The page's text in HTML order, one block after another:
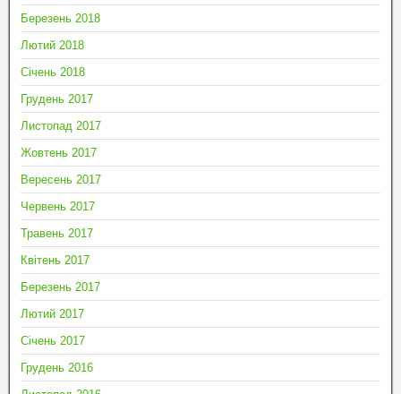
Березень 2018
Лютий 2018
Січень 2018
Грудень 2017
Листопад 2017
Жовтень 2017
Вересень 2017
Червень 2017
Травень 2017
Квітень 2017
Березень 2017
Лютий 2017
Січень 2017
Грудень 2016